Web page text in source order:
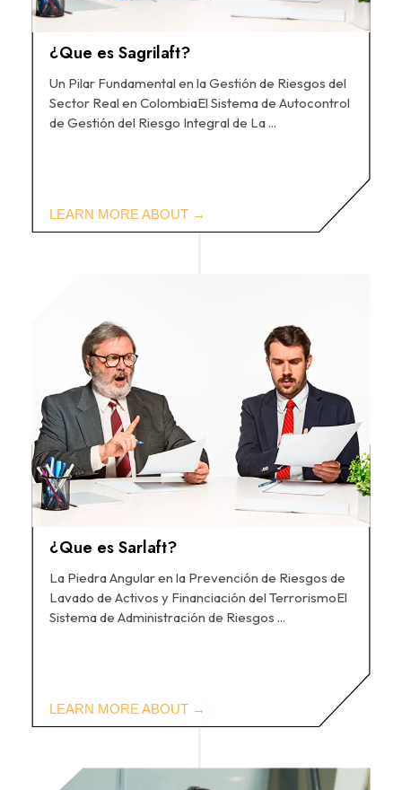
¿Que es Sagrilaft?
Un Pilar Fundamental en la Gestión de Riesgos del
Sector Real en ColombiaEl Sistema de Autocontrol
de Gestión del Riesgo Integral de La ...
¿Que es Sarlaft?
La Piedra Angular en la Prevención de Riesgos de
Lavado de Activos y Financiación del TerrorismoEl
Sistema de Administración de Riesgos ...